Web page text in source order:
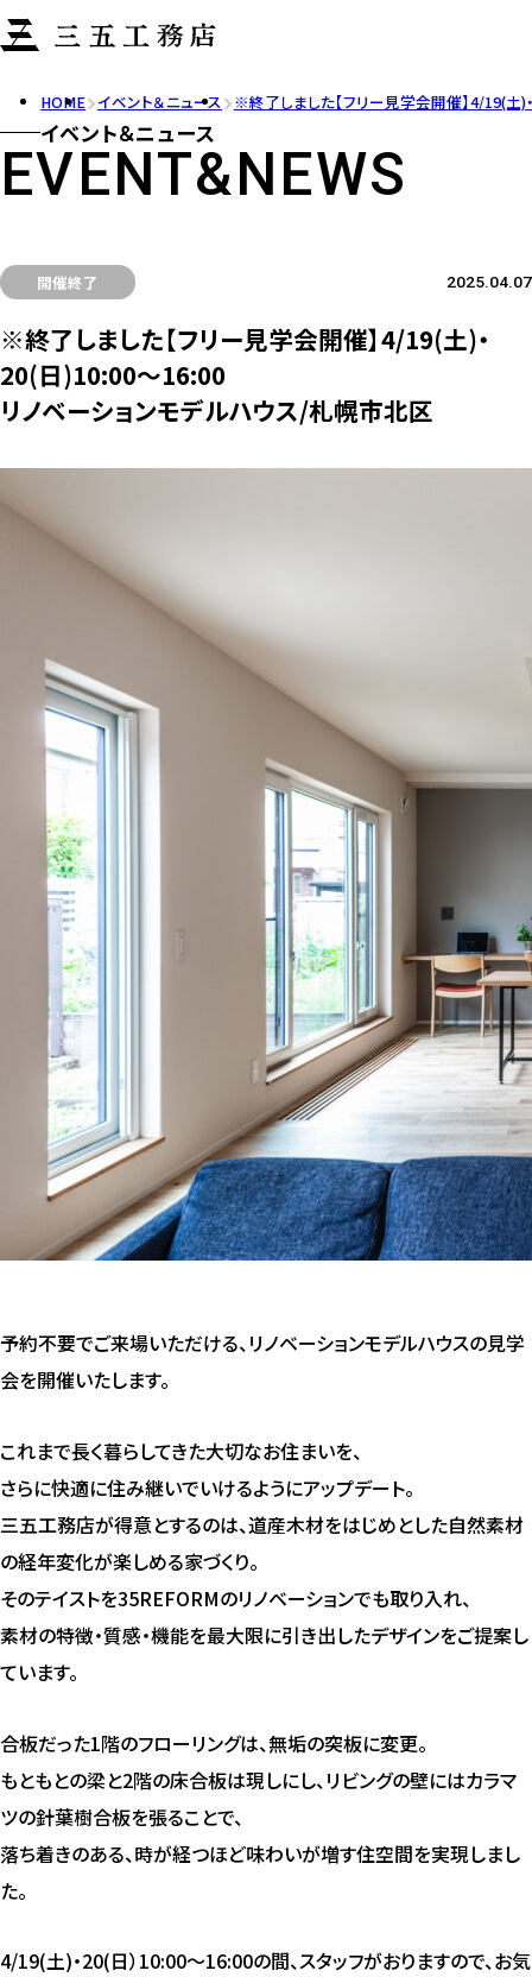
HOME イベント＆ニュース ※終了しました【フリー見学会開催】4/19(土
イベント＆ニュース
EVENT&NEWS
開催終了 2025.04.07
※終了しました【フリー見学会開催】4/19(土)・
20(日)10:00～16:00
リノベーションモデルハウス/札幌市北区
予約不要でご来場いただける、リノベーションモデルハウスの見学
会を開催いたします。
これまで長く暮らしてきた大切なお住まいを、
さらに快適に住み継いでいけるようにアップデート。
三五工務店が得意とするのは、道産木材をはじめとした自然素材
の経年変化が楽しめる家づくり。
そのテイストを35REFORMのリノベーションでも取り入れ、
素材の特徴・質感・機能を最大限に引き出したデザインをご提案し
ています。
合板だった1階のフローリングは、無垢の突板に変更。
もともとの梁と2階の床合板は現しにし、リビングの壁にはカラマ
ツの針葉樹合板を張ることで、
落ち着きのある、時が経つほど味わいが増す住空間を実現しまし
た。
4/19(土)・20(日）10:00～16:00の間、スタッフがおりますので、お気